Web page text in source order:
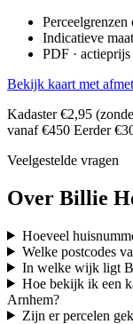
Perceelgrenzen
Indicatieve
PDF ·
Bekijk kaart met
Kadaster €2,95
vanaf €450 Eerder
Veelgestelde vragen
Over Billie
Hoeveel
Welke postcodes
In welke wijk ligt
Hoe bekijk ik een
Arnhem?
Zijn er percelen